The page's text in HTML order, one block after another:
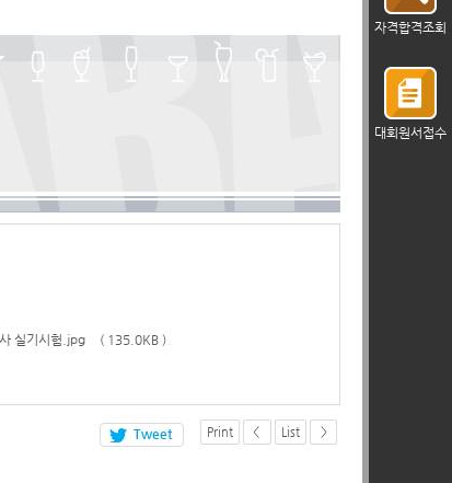
실기시험.jpg
135.0KB
Print < List >
Tweet
자격합격조회
대회원서접수